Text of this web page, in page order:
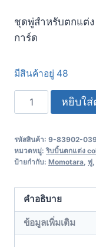
ชุดพู่สำหรับตกแต่
การ์ด
มีสินค้าอยู่ 48
หยิบใส่
รหัสสินค้า: 9-83902-
หมวดหมู่:ริบบิ้นตกแต่ง
ป้ายกำกับ: Momotara พู่
คำอธิบาย
ข้อมูลเพิ่มเติม